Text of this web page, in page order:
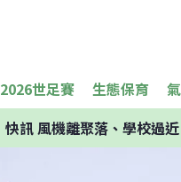
2026世足賽 生態保育
快訊風機離聚落、學校過